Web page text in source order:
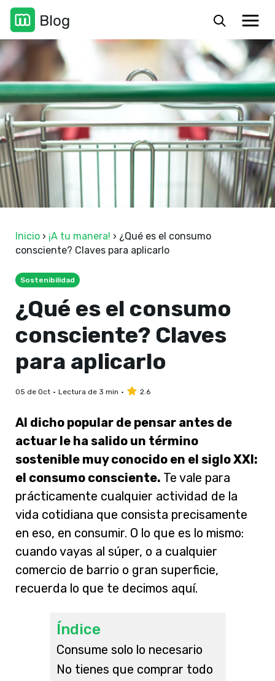
Inicio › ¡A tu manera! › ¿Qué es el consumo
consciente? Claves para aplicarlo
Sostenibilidad
¿Qué es el consumo
consciente? Claves
para aplicarlo
05 de Oct Lectura de 3 min 2.6
Al dicho popular de pensar antes de
actuar le ha salido un término
sostenible muy conocido en el siglo XXI:
el consumo consciente. Te vale para
prácticamente cualquier actividad de la
vida cotidiana que consista precisamente
en eso, en consumir. O lo que es lo mismo:
cuando vayas al súper, o a cualquier
comercio de barrio o gran superficie,
recuerda lo que te decimos aquí.
Índice
Consume solo lo necesario
No tienes que comprar todo